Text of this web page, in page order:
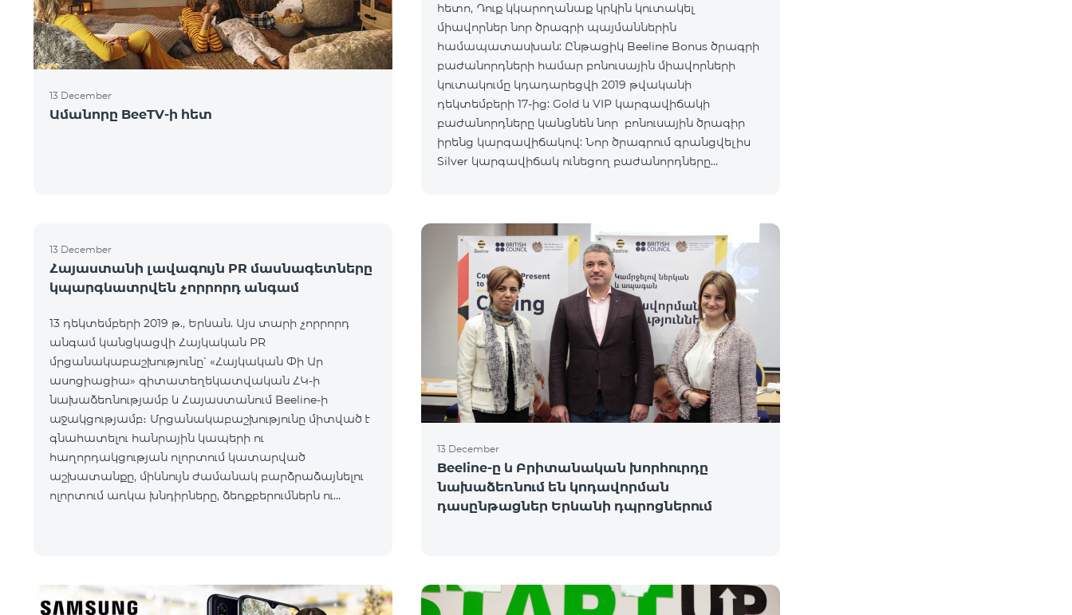
13 December
Ամանորը BeeTV-ի հետ
հետո, Դուք կկարողանաք կրկին կուտակել
միավորներ նոր ծրագրի պայմաններին
համապատասխան: Ընթացիկ Beeline Bonus ծրագրի
բաժանորդների համար բոնուսային միավորների
կուտակումը կդադարեցվի 2019 թվականի
դեկտեմբերի 17-ից: Gold և VIP կարգավիճակի
բաժանորդները կանցնեն նոր բոնուսային ծրագիր
իրենց կարգավիճակով: Նոր ծրագրում գրանցվելիս
Silver կարգավիճակ ունեցող բաժանորդները
13 December
Հայաստանի լավագույն PR մասնագետները
կպարգևատրվեն չորրորդ անգամ
13 դեկտեմբերի 2019 թ., Երևան. Այս տարի չորրորդ
անգամ կանցկացվի Հայկական PR
մրցանակաբաշխությունը՝ «Հայկական Փի Ար
ասոցիացիա» գիտատեղեկատվական ՀԿ-ի
նախաձեռնությամբ և Հայաստանում Beeline-ի
աջակցությամբ։ Մրցանակաբաշխությունը միտված է
գնահատելու հանրային կապերի ու
հաղորդակցության ոլորտում կատարված
աշխատանքը, միևնույն ժամանակ բարձրաձայնելու
ոլորտում առկա խնդիրները, ձեռքբերումներն ու
13 December
Beeline-ը և Բրիտանական խորհուրդը
նախաձեռնում են կոդավորման
դասընթացներ Երևանի դպրոցներում